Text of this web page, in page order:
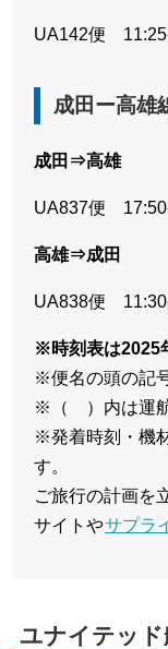
UA142便 11:25
成田ー高雄
成田⇒高雄
UA837便 17:50
高雄⇒成田
UA838便 11:30
※時刻表は2025
※便名の頭の記
※（ ）内は運
※発着時刻・機
す。
ご旅行の計画を
サイトやサプラ
ユナイテッド